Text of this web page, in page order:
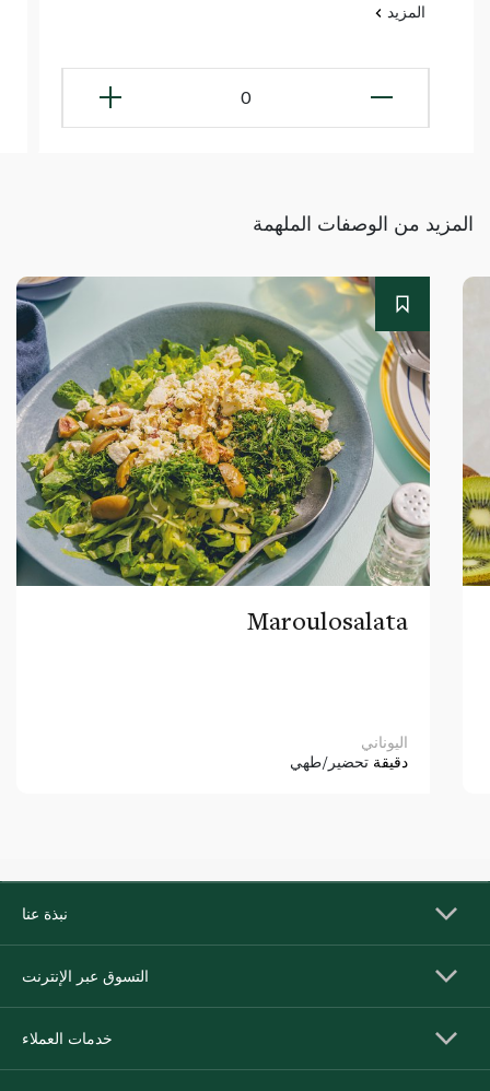
المزيد
0
المزيد من الوصفات الملهمة
Maroulosalata
اليوناني
دقيقة تحضير/طهي
نبذة عنا
التسوق عبر الإنترنت
خدمات العملاء